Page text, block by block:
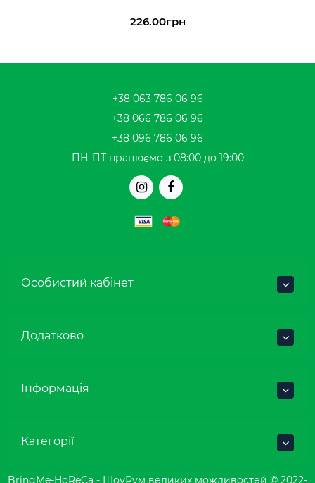
226.00грн
+38 063 786 06 96
+38 066 786 06 96
+38 096 786 06 96
ПН-ПТ працюємо з 08:00 до 19:00
Особистий кабінет
Додатково
Інформація
Категорії
BringMe-HoReCa - ШоуРум великих можливостей © 2022-